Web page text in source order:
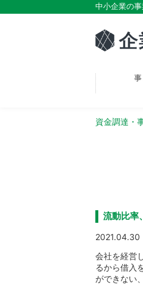
中小企業の
資金調達・
流動比率
2021.04.30
会社を経営
るから借入
ができない